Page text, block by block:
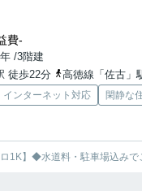
費-
/3階建
徒歩22分
高徳線「佐古」
インターネット対応
閑静な
1K】◆水道料・駐車場込み